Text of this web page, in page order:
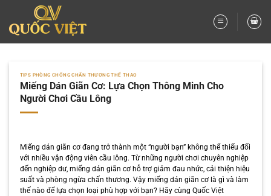
nội
dung
TIPS PHÒNG CHỐNG CHẤN THƯƠNG THỂ THAO
Miếng Dán Giãn Cơ: Lựa Chọn Thông Minh Cho
Người Chơi Cầu Lông
Miếng dán giãn cơ đang trở thành một “người bạn” không thể thiếu đối
với nhiều vận động viên cầu lông. Từ những người chơi chuyên nghiệp
đến nghiệp dư, miếng dán giãn cơ hỗ trợ giảm đau nhức, cải thiện hiệu
suất và phòng ngừa chấn thương. Vậy miếng dán giãn cơ là gì và làm
thế nào để lựa chọn loại phù hợp với bạn? Hãy cùng Quốc Việt